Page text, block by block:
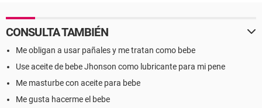
CONSULTA TAMBIÉN
Me obligan a usar pañales y me tratan como bebe
Use aceite de bebe Jhonson como lubricante para mi pene
Me masturbe con aceite para bebe
Me gusta hacerme el bebe